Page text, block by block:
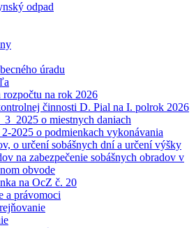
odpad
úradu
rozpočtu na rok 2026
činnosti D. Pial na I. polrok 2026
o miestnych daniach
2025 o podmienkach vykonávania
o určení sobášnych dní a určení výšky
na zabezpečenie sobášnych obradov v
obvode
na OcZ č. 20
a právomoci